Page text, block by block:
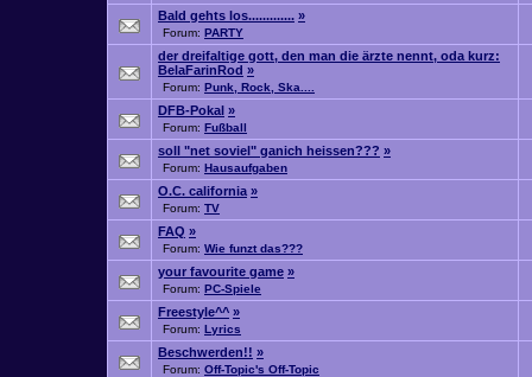
Bald gehts los............. »
Forum: PARTY
der dreifaltige gott, den man die ärzte nennt, oda kurz:
BelaFarinRod »
Forum: Punk, Rock, Ska....
DFB-Pokal »
Forum: Fußball
soll "net soviel" ganich heissen??? »
Forum: Hausaufgaben
O.C. california »
Forum: TV
FAQ »
Forum: Wie funzt das???
your favourite game »
Forum: PC-Spiele
Freestyle^^ »
Forum: Lyrics
Beschwerden!! »
Forum: Off-Topic's Off-Topic